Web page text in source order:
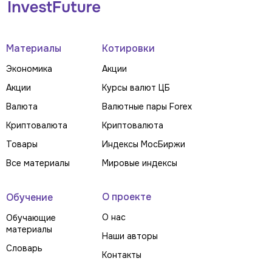
Материалы
Экономика
Акции
Валюта
Криптовалюта
Товары
Все материалы
Котировки
Акции
Курсы валют ЦБ
Валютные пары Forex
Криптовалюта
Индексы МосБиржи
Мировые индексы
Обучение
Обучающие
материалы
Словарь
О проекте
О нас
Наши авторы
Контакты